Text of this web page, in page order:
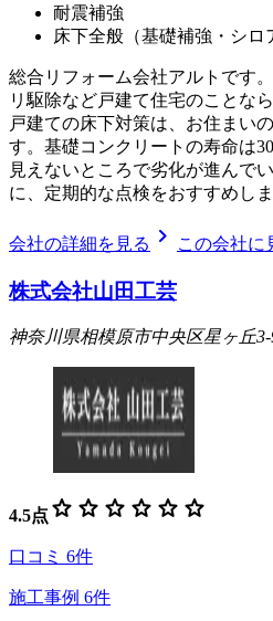
耐震補強
床下全般（基礎補強・シロ
総合リフォーム会社アルトです
リ駆除など戸建て住宅のことな
戸建ての床下対策は、お住まい
す。基礎コンクリートの寿命は
見えないところで劣化が進んで
に、定期的な点検をおすすめしま
会社の詳細を見る chevron_right この会社に
株式会社山田工芸
神奈川県相模原市中央区星ヶ丘3-
4.5点 star star star star star star
口コミ 6件
施工事例 6件